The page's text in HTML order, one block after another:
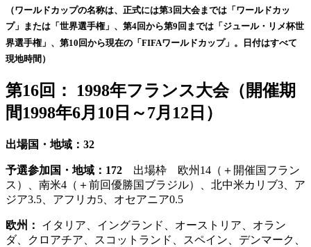
（ワールドカップの名称は、正式には第3回大会までは「ワールドカッ
プ」または「世界選手権」、第4回から第9回までは「ジュール・リメ杯世
界選手権」、第10回から現在の「FIFAワールドカップ」。日付はすべて
現地時間）
第16回： 1998年フランス大会（開催期
間1998年6月10日～7月12日）
出場国・地域：32
予選参加国・地域：172 出場枠 欧州14（＋開催国フラン
ス）、南米4（＋前回優勝国ブラジル）、北中米カリブ3、ア
ジア3.5、アフリカ5、オセアニア0.5
欧州：
イタリア、イングランド、オーストリア、オラン
ダ、クロアチア、スコットランド、スペイン、デンマーク、